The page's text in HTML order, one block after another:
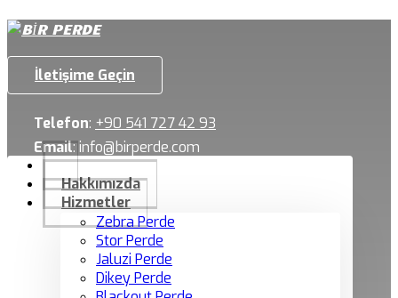
İletişime Geçin
Telefon: +90 541 727 42 93
Email:info@birperde.com
Hakkımızda
Hizmetler
Zebra Perde
Stor Perde
Jaluzi Perde
Dikey Perde